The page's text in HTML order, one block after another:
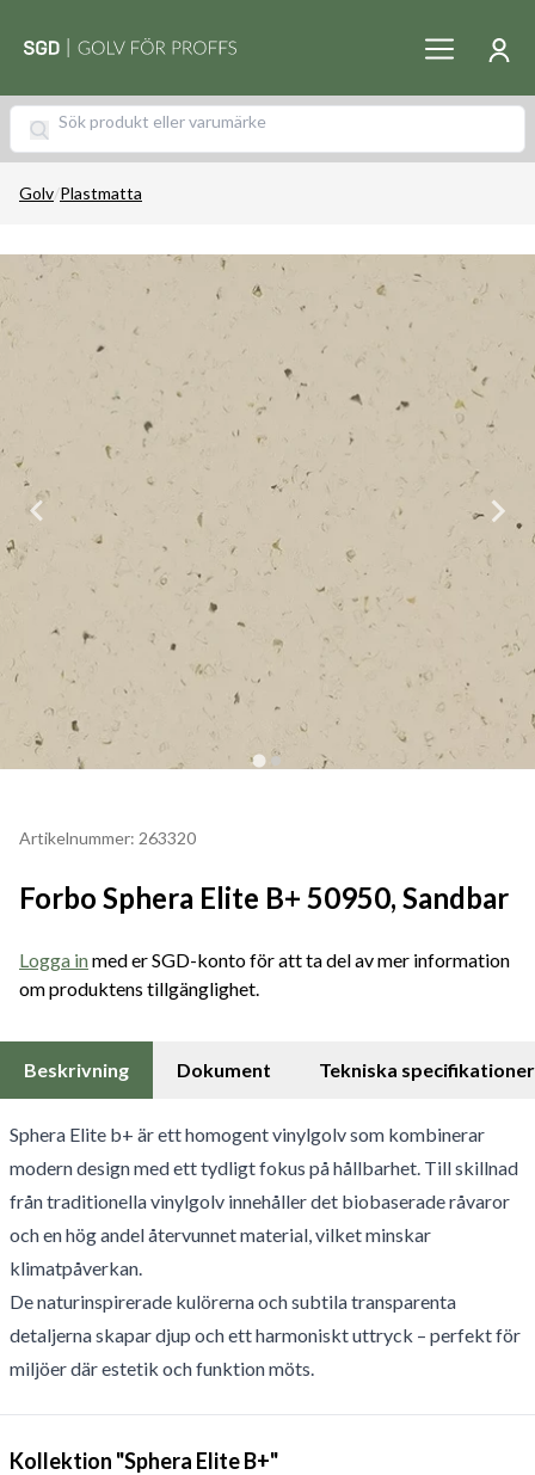
Golv/Plastmatta
Artikelnummer: 263320
Forbo Sphera Elite B+ 50950, Sandbar
Logga inmed er SGD-konto för att ta del av mer information
om produktens tillgänglighet.
Beskrivning Dokument Tekniska specifikationer
Sphera Elite b+ är ett homogent vinylgolv som kombinerar
modern design med ett tydligt fokus på hållbarhet. Till skillnad
från traditionella vinylgolv innehåller det biobaserade råvaror
och en hög andel återvunnet material, vilket minskar
klimatpåverkan.
De naturinspirerade kulörerna och subtila transparenta
detaljerna skapar djup och ett harmoniskt uttryck – perfekt för
miljöer där estetik och funktion möts.
Kollektion "Sphera Elite B+"